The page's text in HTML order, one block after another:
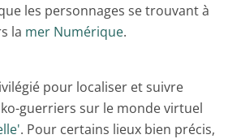
les personnages se trouvant à
la mer Numérique.
pour localiser et suivre
guerriers sur le monde virtuel
. Pour certains lieux bien précis,